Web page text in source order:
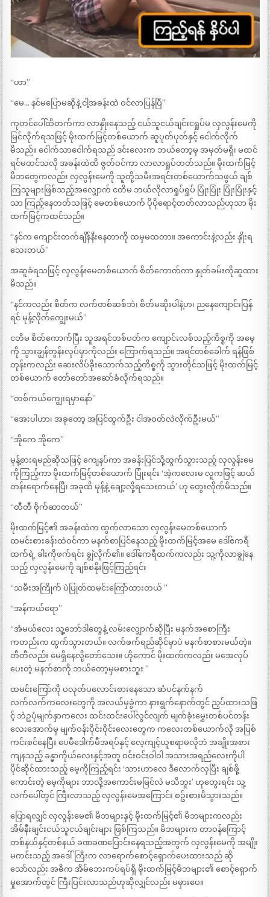
“ဟာ”
“မေ… နင်မပြောမဆိုနဲ့ ငါ့အခန်းထဲ ဝင်လာပြန်ပြီ”
ကုတင်ပေါ်ထိတက်ကာ လာနှိုးနေသည့် ငယ်သူငယ်ချင်းငရှုပ်မ လှလွန်းမေကို
မြင်လိုက်ရသဖြင့် မိုးထက်မြင့်တစ်ယောက် ဆူပုတ်ပုတ်နှင့် ငေါက်လိုက်
မိသည်။ ငေါက်သာငေါက်ရသည် ဒင်းလေးက ဘယ်တော့မှ အမှတ်မရှိ၊ မထင်
ရင်မထင်သလို အခန်းထဲထိ ဇွတ်ဝင်ကာ လာလာရှုပ်တတ်သည်။ မိုးထက်မြင့်
မိဘတွေကလည်း လှလွန်းမေကို သူတို့သမီးအရင်းတစ်ယောက်သဖွယ် ချစ်
ကြသူများဖြစ်သည့်အလျှောက် ငတိမ ဘယ်လိုလာရှုပ်ရှုပ် ပြုံးပြုံး ပြုံးပြုံးနှင့်
သာ ကြည့်နေတတ်သဖြင့် မေတစ်ယောက် ပိုပိုရောင့်တတ်လာသည်ဟုသာ မိုး
ထက်မြင့်ကထင်သည်။
“နင်က ကျောင်းတက်ချိန်နီးနေတာကို ထမှမထတာ။ အကောင်းနဲ့လည်း နှိုးရ
သေးတယ်”
အဆူခံရသဖြင့် လှလွန်းမေတစ်ယောက် စိတ်ကောက်ကာ နှုတ်ခမ်းကိုဆူထား
မိသည်။
“နင်ကလည်း စိတ်က လက်တစ်ဆစ်ဘဲ၊ စိတ်မဆိုးပါနဲ့ဟ၊ ညနေကျောင်းပြန်
ရင် မုန့်လိုက်ကျွေးမယ်”
ငတိမ စိတ်ကောက်ပြီး သူအရင်တစ်ပတ်က ကျောင်းလစ်သည့်ကိစ္စကို အမေ့
ကို သွားချွန်တွန်းလုပ်မှာကိုလည်း ကြောက်ရသည်။ အရင်တစ်ခေါက် ရန်ဖြစ်
တုန်းကလည်း ဆေးလိပ်ခိုးသောက်သည့်ကိစ္စကို သွားတိုင်သဖြင့် မိုးထက်မြင့်
တစ်ယောက် တော်တော်အဆော်ခံလိုက်ရသည်။
“တစ်ကယ်ကျွေးရမှာနော်”
“အေးပါဟာ၊ အခုတော့ အပြင်ထွက်ဦး ငါအဝတ်လဲလိုက်ဦးမယ်”
“အိုကေ အိုကေ”
မုန့်စားရမည်ဆိုသဖြင့် ကျေနပ်ကာ အခန်းပြင်သို့ထွက်သွားသည့် လှလွန်းမေ
ကိုကြည့်ကာ မိုးထက်မြင့်တစ်ယောက် ပြုံးရင်း ‘အဲ့ကလေးမ လူကဖြင့် ဆယ်
တန်းရောက်နေပြီ၊ အခုထိ မုန့်နဲ့​ ချော့လို့ရသေးတယ်’ ဟု တွေးလိုက်မိသည်။
“တီတီ ဗိုက်ဆာတယ်”
မိုးထက်မြင့်၏ အခန်းထဲက ထွက်လာ​သော လှလွန်း​မေတစ်ယောက်
ထမင်းစားခန်းထဲဝင်ကာ မနက်စာပြင်နေသည့် မိုးထက်မြင့်အမေ ဒေါ်ဧကရီ
ထက်ရဲ့ ခါးကိုဖက်ရင်း ချွဲလိုက်၏။ ဒေါ်ဧကရီထက်ကလည်း သူ့ကိုလာချွဲနေ
သည့် လှလွန်းမေကို ချစ်စနိုးဖြင့်ကြည့်ရင်း
“သမီးအကြိုက် ပဲပြုတ်ထမင်းကြော်ထားတယ် ”
“အန်ကယ်ရော”
“အံမယ်လေး သူ့ဘော်ဒါတွေနဲ့ လမ်းလျှောက်ဆိုပြီး မနက်အစောကြီး
ကတည်းက ထွက်သွားတယ်။ လက်ဖက်ရည်ဆိုင်မှာပဲ မနက်စာစားမယ်တဲ့။
တီတီလည်း မေရှိနေလို့တော်သေး။ ဟိုကောင် မိုးထက်ကလည်း မအေလုပ်
ပေးတဲ့ မနက်စာကို ဘယ်တော့မှမစားဘူး ”
ထမင်းကြော်ကို ပလုတ်ပလောင်းစားနေသော ဆံပင်နက်နက်
လက်လက်ကလေးတွေကို အလယ်မှခွဲကာ နားရွက်နောက်တွင် ညှပ်ထားသဖြ
င့် ဘဲဥပုံမျက်နှာကလေး ထင်းထင်းပေါ်လွင်လျက် မျက်ခုံးမွှေးတစ်ပင်တန်း
လေးအောက်မှ မျက်ဝန်းဝိုင်းဝိုင်းလေးတွေက ကလေးတစ်ယောက်လို အပြစ်
ကင်းစင်နေပြီး ပေမီဒေါက်မီအရပ်နှင့် လေ့ကျင့်ယူစရာမလိုဘဲ အချိုးအစား
ကျနသည့် ခန္ဓာကိုယ်လေးနှင့်အတူ ဝင်းဝင်းဝါဝါ အသားအရည်လေးကိုပါ
ပိုင်ဆိုင်ထားသည့် မေ့ကိုကြည့်ရင်း ‘သားဟာလေ ဒီလောက်လှပြီး ချစ်ဖို့
ကောင်းတဲ့ မေ့ကိုများ ဘာလို့အကောင်းမမြင်လဲ မသိဘူး’ ဟုတွေးရင်း သူ့
လက်ပေါ်တွင် ကြီးလာသည့် လှလွန်းမေအကြောင်း စဥ်းစားမိသွားသည်။
ပြောရလျှင် လှလွန်းမေ၏ မိဘများနှင့် မိုးထက်မြင့်၏ မိဘများကလည်း
အိမ်နီးချင်းငယ်သူငယ်ချင်းများ ဖြစ်ကြသည်။ မိဘများက တာဝန်ကြောင့်
တစ်နယ်နှင့်တစ်နယ် ခဏခဏပြောင်းနေရသည့်အတွက် လှလွန်းမေကို အမျိုး
မကင်းသည့် အဒေါ်ကြီးက လာရောက်စောင့်ရှောက်ပေးထားသည် ဆို
သော်လည်း အဓိက အိမ်ဘေးကပ်ရပ်ရှိ မိုးထက်မြင့်မိဘများ၏ စောင့်ရှောက်
မှုအောက်တွင် ကြီးပြင်းလာသည်ဟုဆိုလျှင်လည်း မမှားပေ။